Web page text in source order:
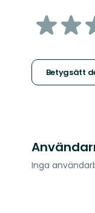
av
Betygsätt
Inga